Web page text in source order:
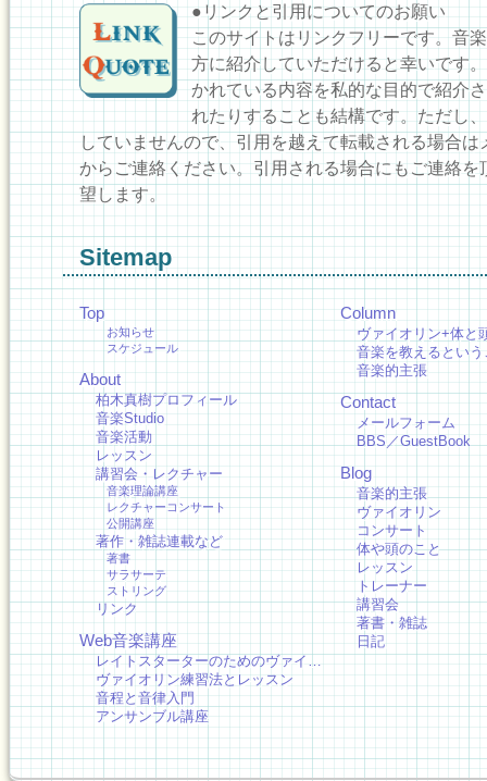
●リンクと引用についてのお願い
このサイトはリンクフリーです。音
方に紹介していただけると幸いです
かれている内容を私的な目的で紹介
れたりすることも結構です。ただし
していませんので、引用を越えて転載される場合は
からご連絡ください。引用される場合にもご連絡を
望します。
Sitemap
Top
お知らせ
スケジュール
About
柏木真樹プロフィール
音楽Studio
音楽活動
レッスン
講習会・レクチャー
音楽理論講座
レクチャーコンサート
公開講座
著作・雑誌連載など
著書
サラサーテ
ストリング
リンク
Web音楽講座
レイトスターターのためのヴァイ…
ヴァイオリン練習法とレッスン
音程と音律入門
アンサンブル講座
Column
ヴァイオリン+体と
音楽を教えるという
音楽的主張
Contact
メールフォーム
BBS／GuestBook
Blog
音楽的主張
ヴァイオリン
コンサート
体や頭のこと
レッスン
トレーナー
講習会
著書・雑誌
日記